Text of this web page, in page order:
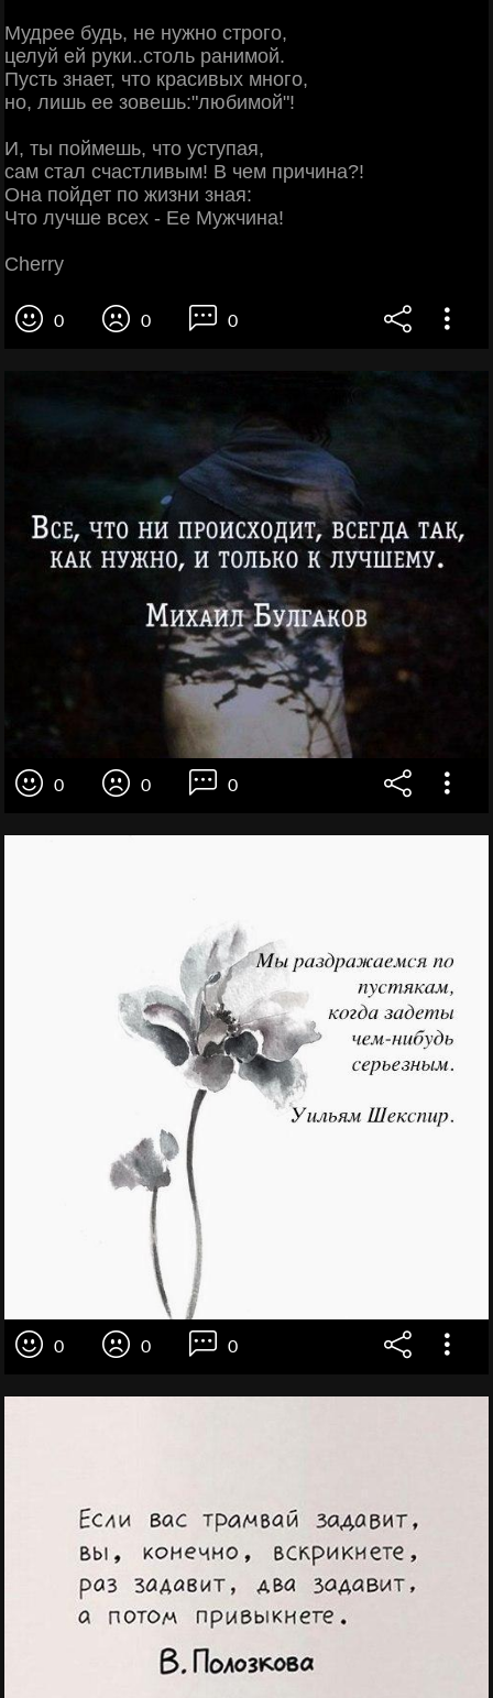
Мудрее будь, не нужно строго,
целуй ей руки..столь ранимой.
Пусть знает, что красивых много,
но, лишь ее зовешь:"любимой"!
И, ты поймешь, что уступая,
сам стал счастливым! В чем причина?!
Она пойдет по жизни зная:
Что лучше всех - Ее Мужчина!
Cherry
0 0 0
0 0 0
0 0 0